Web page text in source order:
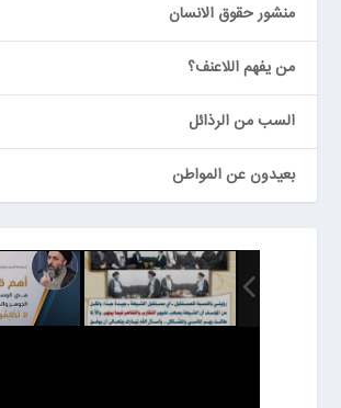
منشور حقوق الانسان
من يفهم اللاعنف؟
السب من الرذائل
بعيدون عن المواطن